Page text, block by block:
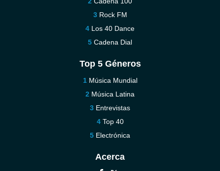
Rock FM
Los 40 Dance
Cadena Dial
Top 5 Géneros
Música Mundial
Música Latina
Entrevistas
Top 40
Electrónica
Acerca